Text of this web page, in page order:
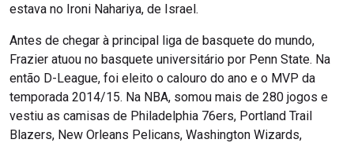
estava no Ironi Nahariya, de Israel.
Antes de chegar à principal liga de basquete do mundo,
Frazier atuou no basquete universitário por Penn State. Na
então D-League, foi eleito o calouro do ano e o MVP da
temporada 2014/15. Na NBA, somou mais de 280 jogos e
vestiu as camisas de Philadelphia 76ers, Portland Trail
Blazers, New Orleans Pelicans, Washington Wizards,